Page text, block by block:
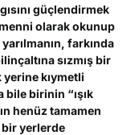
güçlendirmek
olarak okunup
farkında
sızmış bir
yerine kıymetli
birinin “ışık
henüz tamamen
bir yerlerde